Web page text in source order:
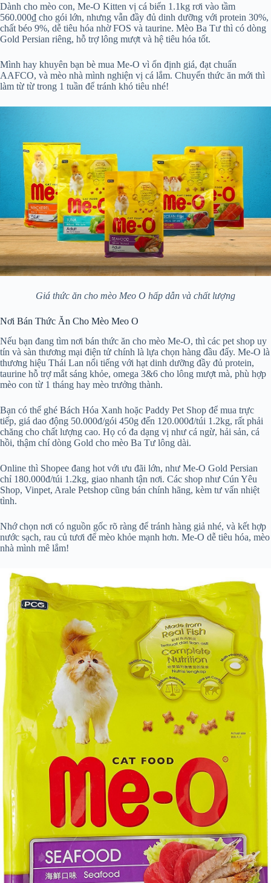
Dành cho mèo con, Me-O Kitten vị cá biển 1.1kg rơi vào tầm
560.000₫ cho gói lớn, nhưng vẫn đầy đủ dinh dưỡng với protein 30%,
chất béo 9%, dễ tiêu hóa nhờ FOS và taurine. Mèo Ba Tư thì có dòng
Gold Persian riêng, hỗ trợ lông mượt và hệ tiêu hóa tốt.
Mình hay khuyên bạn bè mua Me-O vì ổn định giá, đạt chuẩn
AAFCO, và mèo nhà mình nghiện vị cá lắm. Chuyển thức ăn mới thì
làm từ từ trong 1 tuần để tránh khó tiêu nhé!
Giá thức ăn cho mèo Meo O hấp dẫn và chất lượng
Nơi Bán Thức Ăn Cho Mèo Meo O
Nếu bạn đang tìm nơi bán thức ăn cho mèo Me-O, thì các pet shop uy
tín và sàn thương mại điện tử chính là lựa chọn hàng đầu đấy. Me-O là
thương hiệu Thái Lan nổi tiếng với hạt dinh dưỡng đầy đủ protein,
taurine hỗ trợ mắt sáng khỏe, omega 3&6 cho lông mượt mà, phù hợp
mèo con từ 1 tháng hay mèo trưởng thành.
Bạn có thể ghé Bách Hóa Xanh hoặc Paddy Pet Shop để mua trực
tiếp, giá dao động 50.000đ/gói 450g đến 120.000đ/túi 1.2kg, rất phải
chăng cho chất lượng cao. Họ có đa dạng vị như cá ngừ, hải sản, cá
hồi, thậm chí dòng Gold cho mèo Ba Tư lông dài.
Online thì Shopee đang hot với ưu đãi lớn, như Me-O Gold Persian
chỉ 180.000đ/túi 1.2kg, giao nhanh tận nơi. Các shop như Cún Yêu
Shop, Vinpet, Arale Petshop cũng bán chính hãng, kèm tư vấn nhiệt
tình.
Nhớ chọn nơi có nguồn gốc rõ ràng để tránh hàng giả nhé, và kết hợp
nước sạch, rau củ tươi để mèo khỏe mạnh hơn. Me-O dễ tiêu hóa, mèo
nhà mình mê lắm!